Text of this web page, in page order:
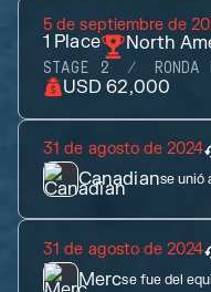
5 de septiembre de
1 Place North
STAGE 2
USD 62,000
31 de agosto de 2024
Canadianse unió
31 de agosto de 2024
Mercse fue del